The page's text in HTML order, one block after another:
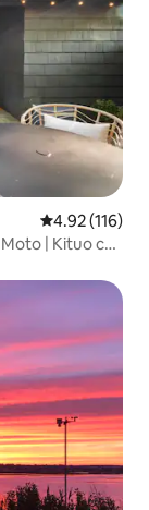
Ukadiriaji wa
4.92 (116)
| Kituo cha